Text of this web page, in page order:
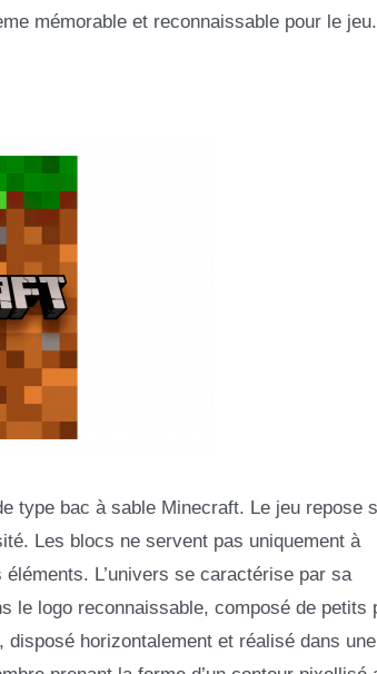
mémorable et reconnaissable pour le jeu.
type bac à sable Minecraft. Le jeu repose
Les blocs ne servent pas uniquement à
L’univers se caractérise par sa
le logo reconnaissable, composé de petits
disposé horizontalement et réalisé dans